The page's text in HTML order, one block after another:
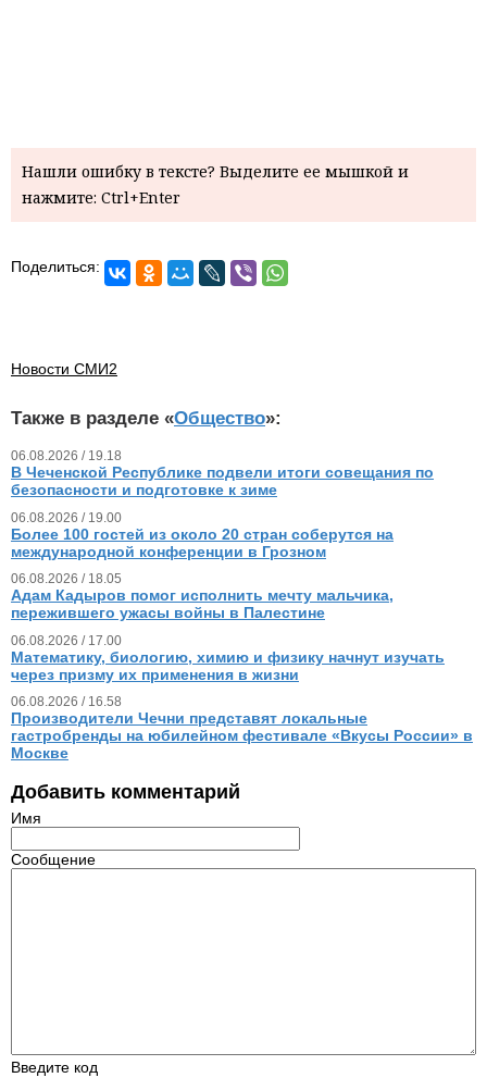
Нашли ошибку в тексте? Выделите ее мышкой и
нажмите: Ctrl+Enter
Поделиться:
Новости СМИ2
Также в разделе «Общество»:
06.08.2026 / 19.18
В Чеченской Республике подвели итоги совещания по
безопасности и подготовке к зиме
06.08.2026 / 19.00
Более 100 гостей из около 20 стран соберутся на
международной конференции в Грозном
06.08.2026 / 18.05
Адам Кадыров помог исполнить мечту мальчика,
пережившего ужасы войны в Палестине
06.08.2026 / 17.00
Математику, биологию, химию и физику начнут изучать
через призму их применения в жизни
06.08.2026 / 16.58
Производители Чечни представят локальные
гастробренды на юбилейном фестивале «Вкусы России» в
Москве
Добавить комментарий
Имя
Сообщение
Введите код